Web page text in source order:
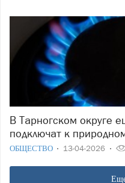
В Тарногском округе ещё одну котельную
подключат к
ОБЩЕСТВО 13-04-2026